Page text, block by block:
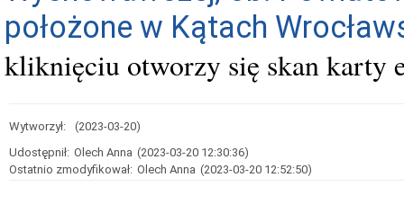
położone w Kątach
kliknięciu otworzy się skan karty
Wytworzył:
(2023-03-20)
Udostępnił: Olech Anna (2023-03-20 12:30:36)
Ostatnio zmodyfikował: Olech Anna (2023-03-20 12:52:50)